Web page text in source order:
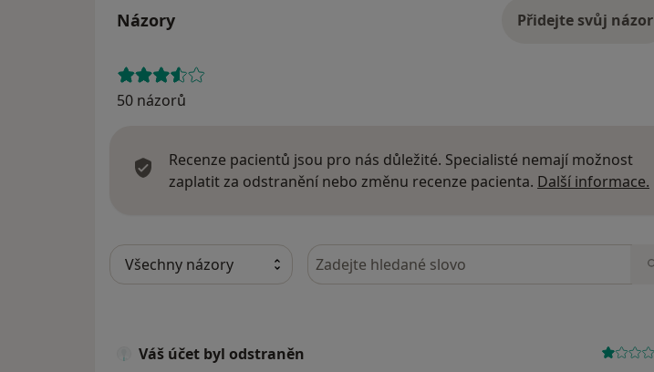
Názory Přidejte svůj názor
50 názorů
Recenze pacientů jsou pro nás důležité. Specialisté nemají možnost
zaplatit za odstranění nebo změnu recenze pacienta. Další informace.
Hledejte v názorech
Váš účet byl odstraněn